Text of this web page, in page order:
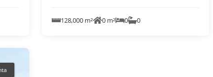
128,000 m² 0 m² 0 0